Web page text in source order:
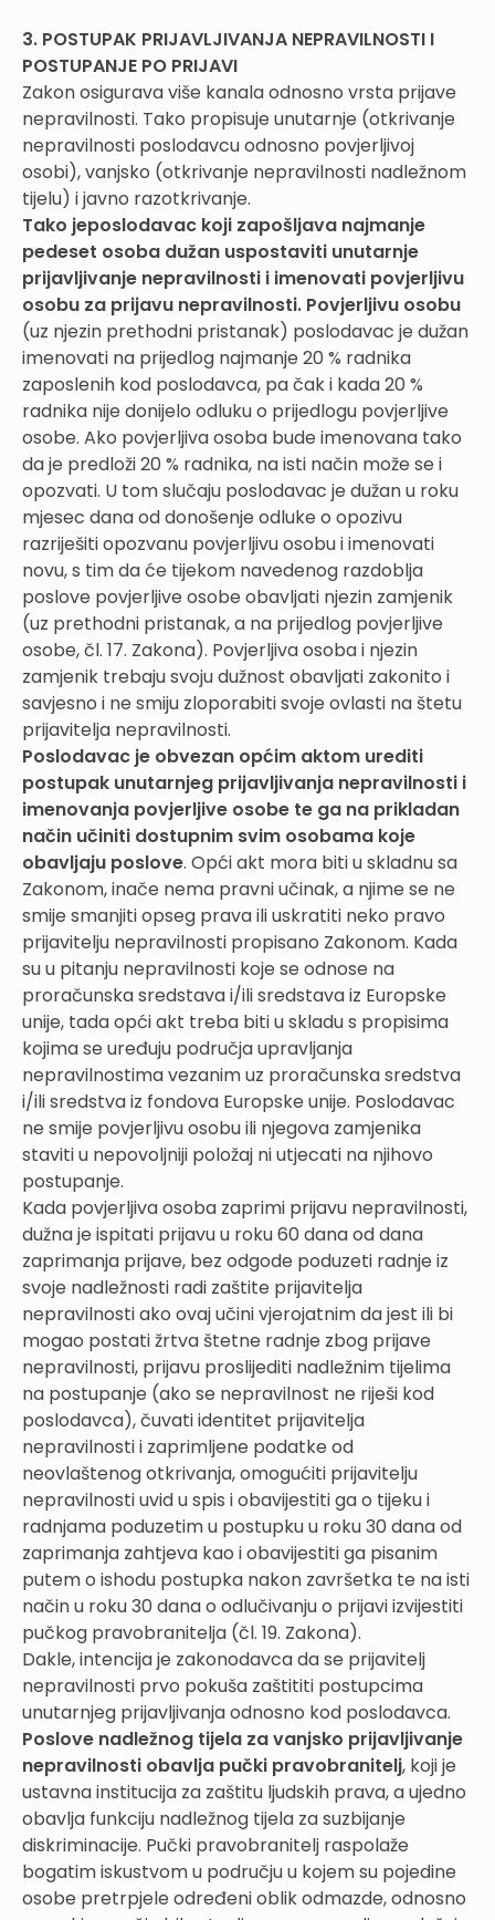
3. POSTUPAK PRIJAVLJIVANJA NEPRAVILNOSTI I
POSTUPANJE PO PRIJAVI
Zakon osigurava više kanala odnosno vrsta prijave
nepravilnosti. Tako propisuje unutarnje (otkrivanje
nepravilnosti poslodavcu odnosno povjerljivoj
osobi), vanjsko (otkrivanje nepravilnosti nadležnom
tijelu) i javno razotkrivanje.
Tako jeposlodavac koji zapošljava najmanje
pedeset osoba dužan uspostaviti unutarnje
prijavljivanje nepravilnosti i imenovati povjerljivu
osobu za prijavu nepravilnosti. Povjerljivu osobu
(uz njezin prethodni pristanak) poslodavac je dužan
imenovati na prijedlog najmanje 20 % radnika
zaposlenih kod poslodavca, pa čak i kada 20 %
radnika nije donijelo odluku o prijedlogu povjerljive
osobe. Ako povjerljiva osoba bude imenovana tako
da je predloži 20 % radnika, na isti način može se i
opozvati. U tom slučaju poslodavac je dužan u roku
mjesec dana od donošenje odluke o opozivu
razriješiti opozvanu povjerljivu osobu i imenovati
novu, s tim da će tijekom navedenog razdoblja
poslove povjerljive osobe obavljati njezin zamjenik
(uz prethodni pristanak, a na prijedlog povjerljive
osobe, čl. 17. Zakona). Povjerljiva osoba i njezin
zamjenik trebaju svoju dužnost obavljati zakonito i
savjesno i ne smiju zloporabiti svoje ovlasti na štetu
prijavitelja nepravilnosti.
Poslodavac je obvezan općim aktom urediti
postupak unutarnjeg prijavljivanja nepravilnosti i
imenovanja povjerljive osobe te ga na prikladan
način učiniti dostupnim svim osobama koje
obavljaju poslove. Opći akt mora biti u skladnu sa
Zakonom, inače nema pravni učinak, a njime se ne
smije smanjiti opseg prava ili uskratiti neko pravo
prijavitelju nepravilnosti propisano Zakonom. Kada
su u pitanju nepravilnosti koje se odnose na
proračunska sredstava i/ili sredstava iz Europske
unije, tada opći akt treba biti u skladu s propisima
kojima se uređuju područja upravljanja
nepravilnostima vezanim uz proračunska sredstva
i/ili sredstva iz fondova Europske unije. Poslodavac
ne smije povjerljivu osobu ili njegova zamjenika
staviti u nepovoljniji položaj ni utjecati na njihovo
postupanje.
Kada povjerljiva osoba zaprimi prijavu nepravilnosti,
dužna je ispitati prijavu u roku 60 dana od dana
zaprimanja prijave, bez odgode poduzeti radnje iz
svoje nadležnosti radi zaštite prijavitelja
nepravilnosti ako ovaj učini vjerojatnim da jest ili bi
mogao postati žrtva štetne radnje zbog prijave
nepravilnosti, prijavu proslijediti nadležnim tijelima
na postupanje (ako se nepravilnost ne riješi kod
poslodavca), čuvati identitet prijavitelja
nepravilnosti i zaprimljene podatke od
neovlaštenog otkrivanja, omogućiti prijavitelju
nepravilnosti uvid u spis i obavijestiti ga o tijeku i
radnjama poduzetim u postupku u roku 30 dana od
zaprimanja zahtjeva kao i obavijestiti ga pisanim
putem o ishodu postupka nakon završetka te na isti
način u roku 30 dana o odlučivanju o prijavi izvijestiti
pučkog pravobranitelja (čl. 19. Zakona).
Dakle, intencija je zakonodavca da se prijavitelj
nepravilnosti prvo pokuša zaštititi postupcima
unutarnjeg prijavljivanja odnosno kod poslodavca.
Poslove nadležnog tijela za vanjsko prijavljivanje
nepravilnosti obavlja pučki pravobranitelj, koji je
ustavna institucija za zaštitu ljudskih prava, a ujedno
obavlja funkciju nadležnog tijela za suzbijanje
diskriminacije. Pučki pravobranitelj raspolaže
bogatim iskustvom u području u kojem su pojedine
osobe pretrpjele određeni oblik odmazde, odnosno